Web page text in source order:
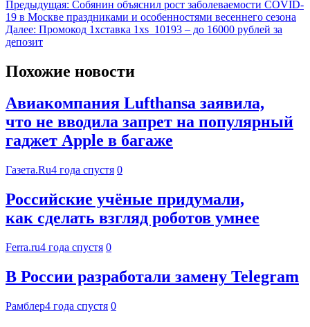
Предыдущая: Собянин объяснил рост заболеваемости COVID-
19 в Москве праздниками и особенностями весеннего сезона
Далее: Промокод 1хставка 1xs_10193 – до 16000 рублей за
депозит
Похожие новости
Авиакомпания Lufthansa заявила,
что не вводила запрет на популярный
гаджет Apple в багаже
Газета.Ru4 года спустя 0
Российские учёные придумали,
как сделать взгляд роботов умнее
Ferra.ru4 года спустя 0
В России разработали замену Telegram
Рамблер4 года спустя 0